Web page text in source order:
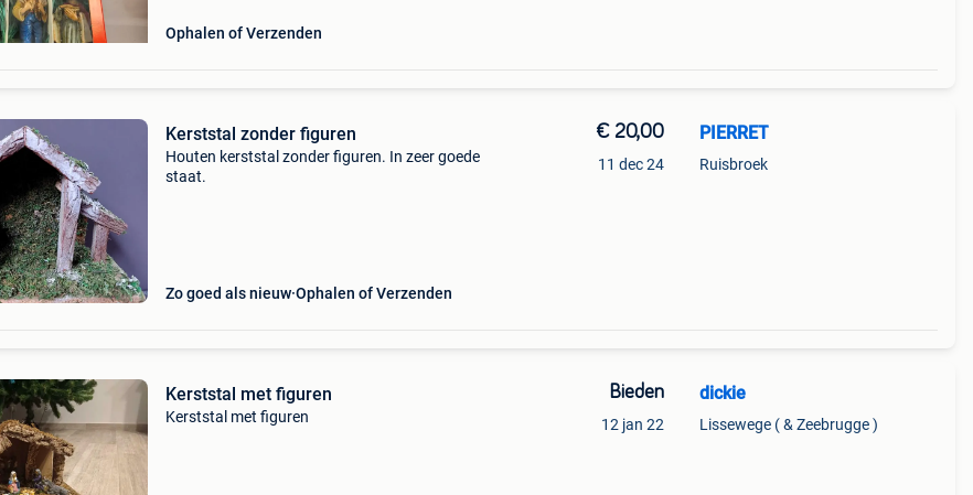
Ophalen of Verzenden
Kerststal zonder figuren
Houten kerststal zonder figuren. In zeer goede
staat.
Zo goed als nieuw Ophalen of Verzenden
€ 20,00
11 dec 24
PIERRET
Ruisbroek
Kerststal met figuren
Kerststal met figuren
Bieden
12 jan 22
dickie
Lissewege ( & Zeebrugge )